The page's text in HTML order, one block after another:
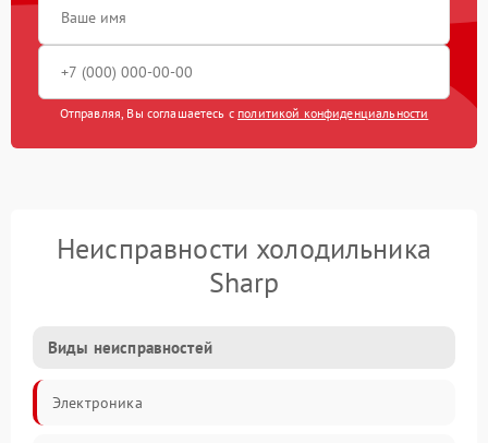
Отправляя, Вы соглашаетесь с политикой конфиденциальности
Неисправности холодильника
Sharp
Виды неисправностей
Электроника